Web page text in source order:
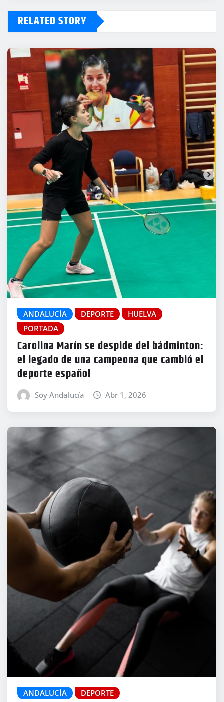
RELATED STORY
ANDALUCÍA DEPORTE
HUELVA
PORTADA
Carolina Marín se despide del bádminton:
el legado de una campeona que cambió el
deporte español
Soy Andalucía Abr 1, 2026
ANDALUCÍA DEPORTE